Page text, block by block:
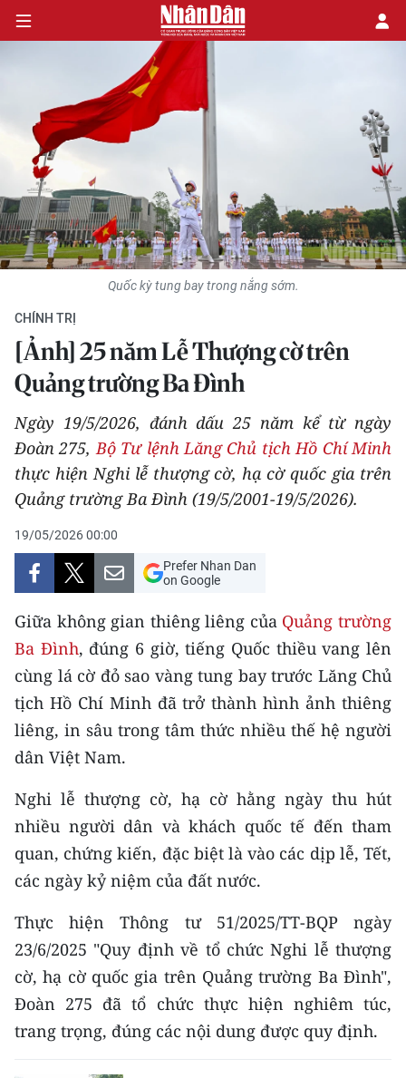
CHÍNH TRỊ
KINH TẾ
VĂN HÓA
XÃ HỘI
DU LỊCH
THẾ GIỚI
THỂ THAO
GIÁO DỤC
KHOA HỌC - CÔNG NGHỆ
BẠN ĐỌC
KIỂM CHỨNG THÔNG TIN
TRI THỨC CHUYÊN SÂU
CHƯƠNG TRÌNH OCOP - MỖI XÃ
MỘT SẢN PHẨM
MEDIA CENTER
E-Magazine
Video
Quốc kỳ tung bay trong nắng sớm.
CHÍNH TRỊ
[Ảnh] 25 năm Lễ Thượng cờ trên
Quảng trường Ba Đình
Ngày 19/5/2026, đánh dấu 25 năm kể từ ngày
Đoàn 275,Bộ Tư lệnh Lăng Chủ tịch Hồ Chí Minh
thực hiện Nghi lễ thượng cờ, hạ cờ quốc gia trên
Quảng trường Ba Đình (19/5/2001-19/5/2026).
19/05/2026 00:00
Prefer Nhan Dan
on Google
Giữa không gian thiêng liêng của Quảng trường
Ba Đình, đúng 6 giờ, tiếng Quốc thiều vang lên
cùng lá cờ đỏ sao vàng tung bay trước Lăng Chủ
tịch Hồ Chí Minh đã trở thành hình ảnh thiêng
liêng, in sâu trong tâm thức nhiều thế hệ người
dân Việt Nam.
Nghi lễ thượng cờ, hạ cờ hằng ngày thu hút
nhiều người dân và khách quốc tế đến tham
quan, chứng kiến, đặc biệt là vào các dịp lễ, Tết,
các ngày kỷ niệm của đất nước.
Thực hiện Thông tư 51/2025/TT-BQP ngày
23/6/2025 "Quy định về tổ chức Nghi lễ thượng
cờ, hạ cờ quốc gia trên Quảng trường Ba Đình",
Đoàn 275 đã tổ chức thực hiện nghiêm túc,
trang trọng, đúng các nội dung được quy định.